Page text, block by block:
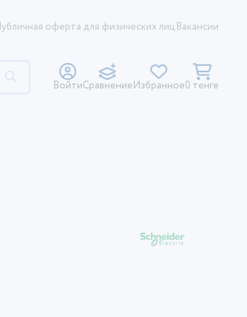
оферта для физических лицВакансии
ВойтиСравнениеИзбранное0 тенге